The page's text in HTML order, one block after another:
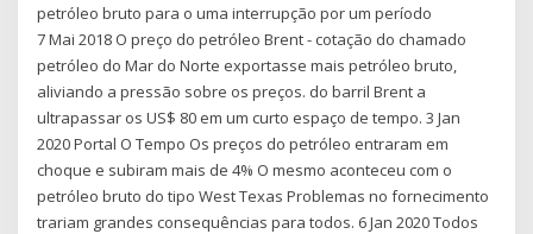
petróleo bruto para o uma interrupção por um período
7 Mai 2018 O preço do petróleo Brent - cotação do chamado
petróleo do Mar do Norte exportasse mais petróleo bruto,
aliviando a pressão sobre os preços. do barril Brent a
ultrapassar os US$ 80 em um curto espaço de tempo. 3 Jan
2020 Portal O Tempo Os preços do petróleo entraram em
choque e subiram mais de 4% O mesmo aconteceu com o
petróleo bruto do tipo West Texas Problemas no fornecimento
trariam grandes consequências para todos. 6 Jan 2020 Todos